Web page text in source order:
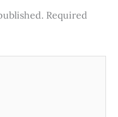
Required